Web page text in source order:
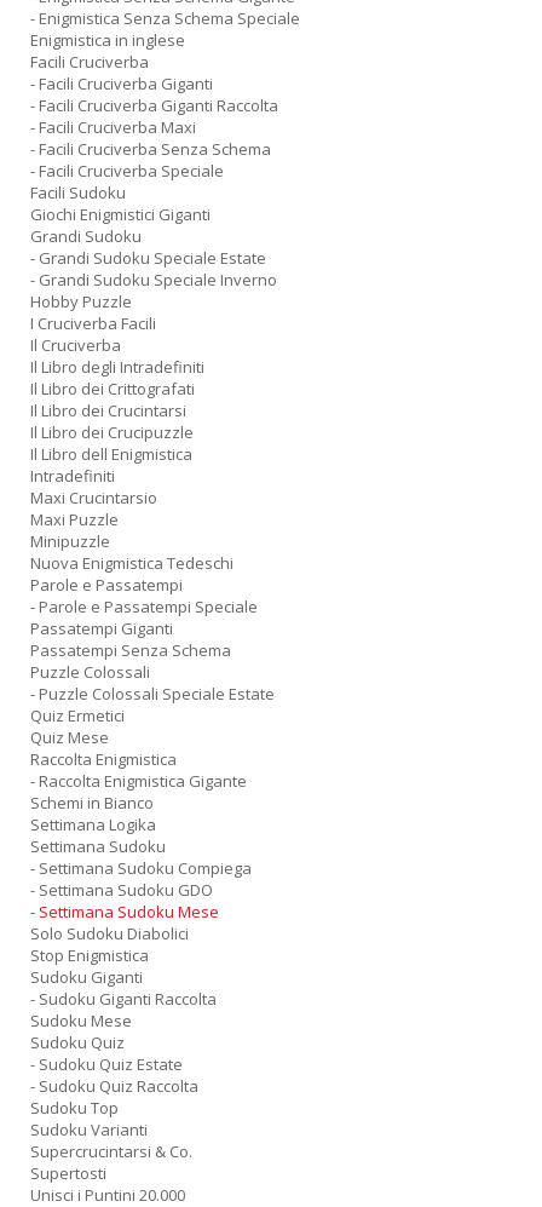
- Enigmistica Senza Schema Speciale
Enigmistica in inglese
Facili Cruciverba
- Facili Cruciverba Giganti
- Facili Cruciverba Giganti Raccolta
- Facili Cruciverba Maxi
- Facili Cruciverba Senza Schema
- Facili Cruciverba Speciale
Facili Sudoku
Giochi Enigmistici Giganti
Grandi Sudoku
- Grandi Sudoku Speciale Estate
- Grandi Sudoku Speciale Inverno
Hobby Puzzle
I Cruciverba Facili
Il Cruciverba
Il Libro degli Intradefiniti
Il Libro dei Crittografati
Il Libro dei Crucintarsi
Il Libro dei Crucipuzzle
Il Libro dell Enigmistica
Intradefiniti
Maxi Crucintarsio
Maxi Puzzle
Minipuzzle
Nuova Enigmistica Tedeschi
Parole e Passatempi
- Parole e Passatempi Speciale
Passatempi Giganti
Passatempi Senza Schema
Puzzle Colossali
- Puzzle Colossali Speciale Estate
Quiz Ermetici
Quiz Mese
Raccolta Enigmistica
- Raccolta Enigmistica Gigante
Schemi in Bianco
Settimana Logika
Settimana Sudoku
- Settimana Sudoku Compiega
- Settimana Sudoku GDO
- Settimana Sudoku Mese
Solo Sudoku Diabolici
Stop Enigmistica
Sudoku Giganti
- Sudoku Giganti Raccolta
Sudoku Mese
Sudoku Quiz
- Sudoku Quiz Estate
- Sudoku Quiz Raccolta
Sudoku Top
Sudoku Varianti
Supercrucintarsi & Co.
Supertosti
Unisci i Puntini 20.000